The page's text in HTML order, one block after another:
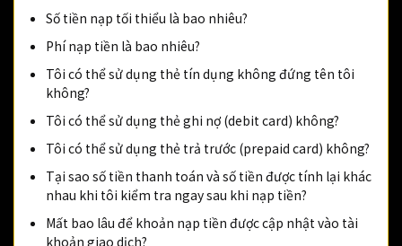
Số tiền nạp tối thiểu là bao nhiêu?
Phí nạp tiền là bao nhiêu?
Tôi có thể sử dụng thẻ tín dụng không đứng tên tôi
không?
Tôi có thể sử dụng thẻ ghi nợ (debit card) không?
Tôi có thể sử dụng thẻ trả trước (prepaid card) không?
Tại sao số tiền thanh toán và số tiền được tính lại khác
nhau khi tôi kiểm tra ngay sau khi nạp tiền?
Mất bao lâu để khoản nạp tiền được cập nhật vào tài
khoản giao dịch?